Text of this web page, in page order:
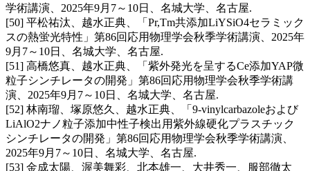
学術講演、2025年9月7～10日、名城大学、名古屋.
[50] 平松祐汰、越水正典、「Pr,Tm共添加LiYSiO4セラミック
スの熱蛍光特性」第86回応用物理学会秋季学術講演、2025年
9月7～10日、名城大学、名古屋.
[51] 高橋悠真、越水正典、「紫外発光を呈するCe添加YAP微
粒子シンチレータの開発」第86回応用物理学会秋季学術講
演、2025年9月7～10日、名城大学、名古屋.
[52] 林南瑠、塚原悠久、越水正典、「9-vinylcarbazoleおよび
LiAlO2ナノ粒子添加中性子検出用紫外線硬化プラスチック
シンチレータの開発」第86回応用物理学会秋季学術講演、
2025年9月7～10日、名城大学、名古屋.
[53] 金成太陽、渥美舞彩、北本雄一、大井秀一、服部徹太